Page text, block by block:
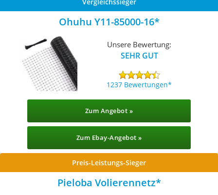
Ohuhu Y11-85000-16
Unsere Bewertung:
SEHR GUT
1237 Bewertungen
Zum Angebot »
Zum Ebay-Angebot »
Preis-Leistungs-Sieger
Pieloba Volierennetz